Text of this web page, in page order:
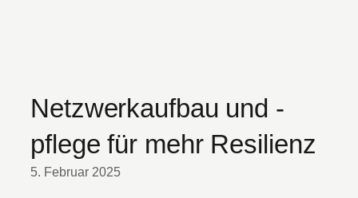
Netzwerkaufbau und -
pflege für mehr Resilienz
5. Februar 2025